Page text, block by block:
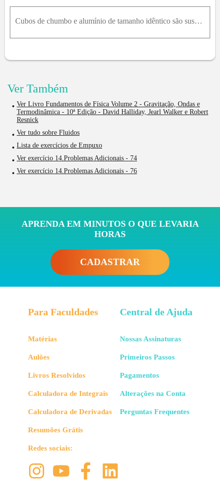
Cubos de chumbo e alumínio de tamanho idêntico são suspensos em diferentes profundidades por dois fios em um grande tanque de água (Figura Q14.30). (a) Qual dos cubos é submetido à maior força de empu
Ver Também
Ver Livro Fundamentos de Física Volume 2 - Gravitação, Ondas e
Termodinâmica - 10ª Edição - David Halliday, Jearl Walker e Robert
Resnick
Ver tudo sobre Fluidos
Lista de exercícios de Empuxo
Ver exercício 14.Problemas Adicionais - 74
Ver exercício 14.Problemas Adicionais - 76
APRENDA EM MINUTOS O QUE LEVARIA
HORAS
CADASTRAR
Para Faculdades
Matérias
Aulões
Livros Resolvidos
Calculadora de Integrais
Calculadora de Derivadas
Resumões Grátis
Redes sociais:
Central de Ajuda
Nossas Assinaturas
Primeiros Passos
Pagamentos
Alterações na Conta
Perguntas Frequentes